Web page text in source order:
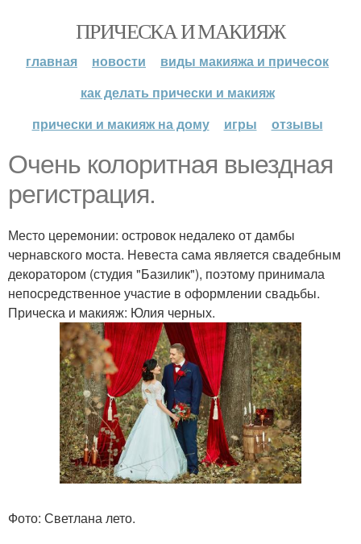
ПРИЧЕСКА И МАКИЯЖ
главная новости
виды макияжа и причесок
как делать прически и макияж
прически и макияж на дому
игры отзывы
Очень колоритная выездная
регистрация.
Место церемонии: островок недалеко от дамбы
чернавского моста. Невеста сама является свадебным
декоратором (студия "Базилик"), поэтому принимала
непосредственное участие в оформлении свадьбы.
Прическа и макияж: Юлия черных.
Фото: Светлана лето.